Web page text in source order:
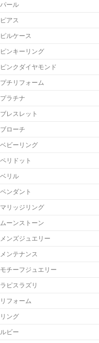
パール
ピアス
ピルケース
ピンキーリング
ピンクダイヤモンド
プチリフォーム
プラチナ
ブレスレット
ブローチ
ベビーリング
ペリドット
ベリル
ペンダント
マリッジリング
ムーンストーン
メンズジュエリー
メンテナンス
モチーフジュエリー
ラピスラズリ
リフォーム
リング
ルビー